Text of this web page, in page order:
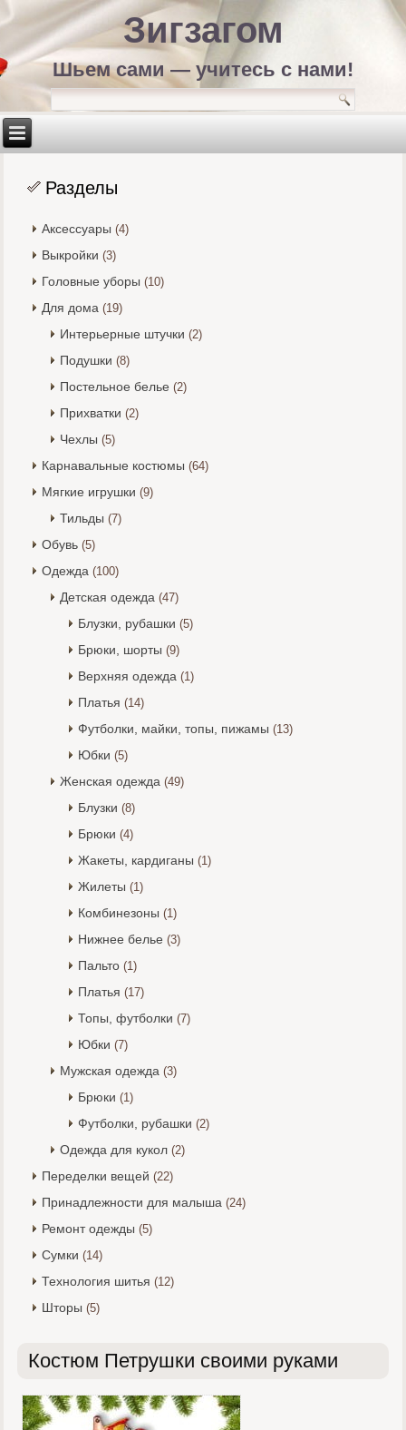
Зигзагом
Шьем сами — учитесь с нами!
Разделы
Аксессуары (4)
Выкройки (3)
Головные уборы (10)
Для дома (19)
Интерьерные штучки (2)
Подушки (8)
Постельное белье (2)
Прихватки (2)
Чехлы (5)
Карнавальные костюмы (64)
Мягкие игрушки (9)
Тильды (7)
Обувь (5)
Одежда (100)
Детская одежда (47)
Блузки, рубашки (5)
Брюки, шорты (9)
Верхняя одежда (1)
Платья (14)
Футболки, майки, топы, пижамы (13)
Юбки (5)
Женская одежда (49)
Блузки (8)
Брюки (4)
Жакеты, кардиганы (1)
Жилеты (1)
Комбинезоны (1)
Нижнее белье (3)
Пальто (1)
Платья (17)
Топы, футболки (7)
Юбки (7)
Мужская одежда (3)
Брюки (1)
Футболки, рубашки (2)
Одежда для кукол (2)
Переделки вещей (22)
Принадлежности для малыша (24)
Ремонт одежды (5)
Сумки (14)
Технология шитья (12)
Шторы (5)
Костюм Петрушки своими руками